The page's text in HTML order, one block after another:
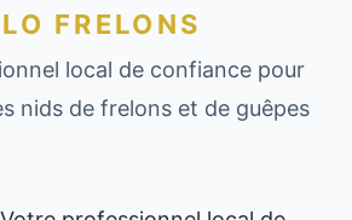
FRELONS
local de confiance pour
nids de frelons et de guêpes